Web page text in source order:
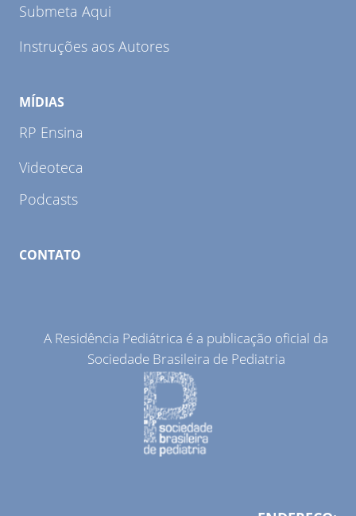
Submeta Aqui
Instruções aos Autores
MÍDIAS
RP Ensina
Videoteca
Podcasts
CONTATO
A Residência Pediátrica é a publicação oficial da
Sociedade Brasileira de Pediatria